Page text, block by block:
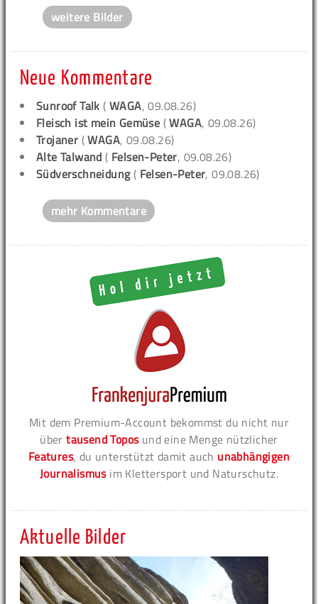
weitere Bilder
Neue Kommentare
Sunroof Talk (WAGA, 09.08.26)
Fleisch ist mein Gemüse (WAGA, 09.08.26)
Trojaner (WAGA, 09.08.26)
Alte Talwand ( Felsen-Peter, 09.08.26)
Südverschneidung( Felsen-Peter, 09.08.26)
mehr Kommentare
Mit dem Premium-Account bekommst du nicht nur
übertausend Toposund eine Menge nützlicher
Features, du unterstützt damit auch unabhängigen
Journalismusim Klettersport und Naturschutz.
Aktuelle Bilder